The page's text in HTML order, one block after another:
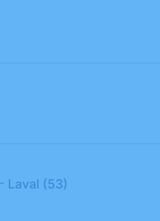
- Laval (53)